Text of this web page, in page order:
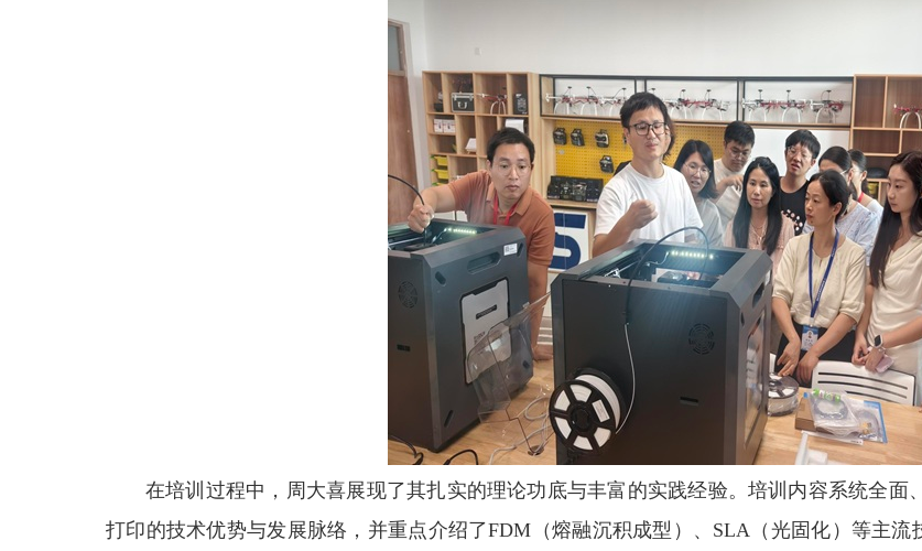
在培训过程中，周大喜展现了其扎实的理论功底与丰富的实践经验。培训内容系统全
打印的技术优势与发展脉络，并重点介绍了FDM（熔融沉积成型）、SLA（光固化）等主